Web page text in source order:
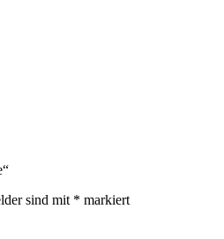
sind mit * markiert